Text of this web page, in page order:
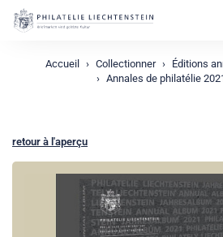
Accueil Collectionner Éditions
Annales de philatélie
retour à l'aperçu